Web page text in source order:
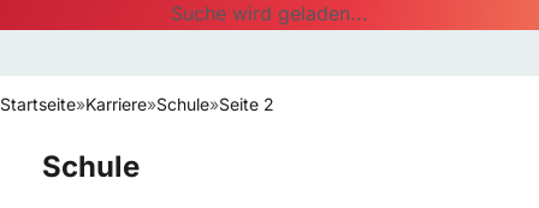
Suche wird geladen...
Startseite»Karriere»Schule»Seite 2
Schule